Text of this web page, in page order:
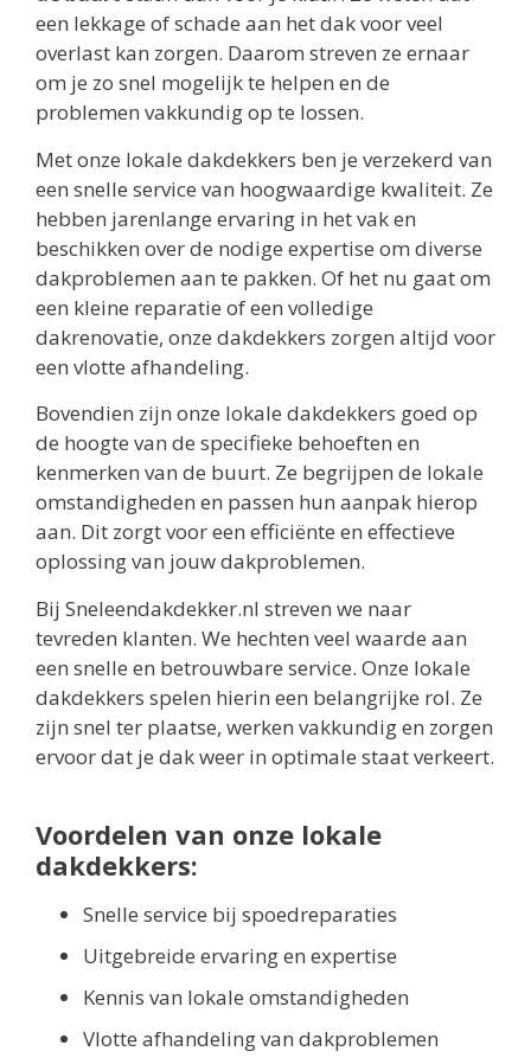
een lekkage of schade aan het dak voor veel
overlast kan zorgen. Daarom streven ze ernaar
om je zo snel mogelijk te helpen en de
problemen vakkundig op te lossen.
Met onze lokale dakdekkers ben je verzekerd van
een snelle service van hoogwaardige kwaliteit. Ze
hebben jarenlange ervaring in het vak en
beschikken over de nodige expertise om diverse
dakproblemen aan te pakken. Of het nu gaat om
een kleine reparatie of een volledige
dakrenovatie, onze dakdekkers zorgen altijd voor
een vlotte afhandeling.
Bovendien zijn onze lokale dakdekkers goed op
de hoogte van de specifieke behoeften en
kenmerken van de buurt. Ze begrijpen de lokale
omstandigheden en passen hun aanpak hierop
aan. Dit zorgt voor een efficiënte en effectieve
oplossing van jouw dakproblemen.
Bij Sneleendakdekker.nl streven we naar
tevreden klanten. We hechten veel waarde aan
een snelle en betrouwbare service. Onze lokale
dakdekkers spelen hierin een belangrijke rol. Ze
zijn snel ter plaatse, werken vakkundig en zorgen
ervoor dat je dak weer in optimale staat verkeert.
Voordelen van onze lokale
dakdekkers:
Snelle service bij spoedreparaties
Uitgebreide ervaring en expertise
Kennis van lokale omstandigheden
Vlotte afhandeling van dakproblemen